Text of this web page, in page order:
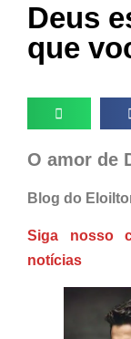
Deus
que
O amor de
Blog do
Siga nosso
notícias